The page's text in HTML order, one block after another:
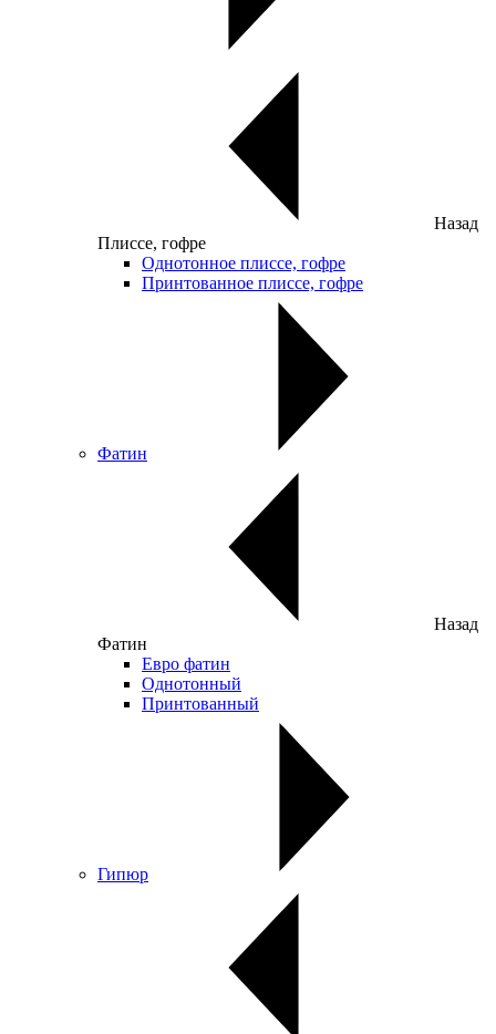
Назад
Плиссе, гофре
Однотонное плиссе, гофре
Принтованное плиссе, гофре
Фатин
Назад
Фатин
Евро фатин
Однотонный
Принтованный
Гипюр